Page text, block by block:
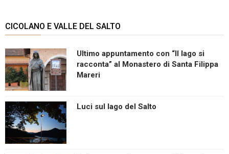
CICOLANO E VALLE DEL SALTO
Ultimo appuntamento con “Il lago si
racconta” al Monastero di Santa Filippa
Mareri
Luci sul lago del Salto